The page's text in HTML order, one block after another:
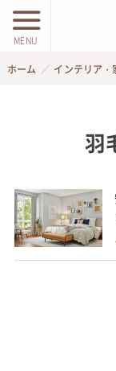
MENU
ホーム インテリア・
羽